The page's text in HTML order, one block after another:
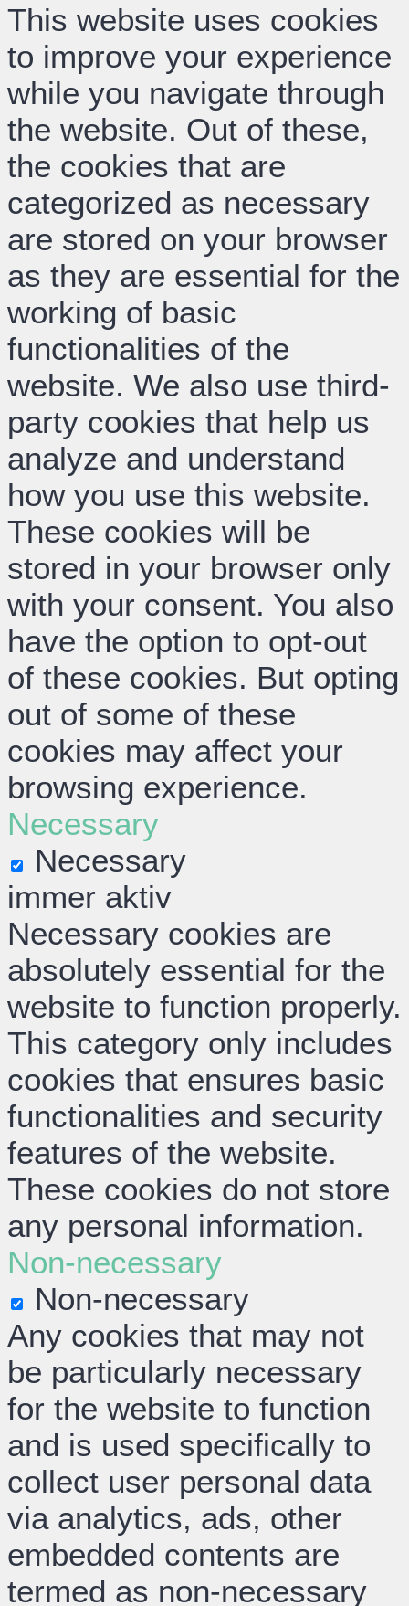
This website uses cookies
to improve your experience
while you navigate through
the website. Out of these,
the cookies that are
categorized as necessary
are stored on your browser
as they are essential for the
working of basic
functionalities of the
website. We also use third-
party cookies that help us
analyze and understand
how you use this website.
These cookies will be
stored in your browser only
with your consent. You also
have the option to opt-out
of these cookies. But opting
out of some of these
cookies may affect your
browsing experience.
Necessary
Necessary
immer aktiv
Necessary cookies are
absolutely essential for the
website to function properly.
This category only includes
cookies that ensures basic
functionalities and security
features of the website.
These cookies do not store
any personal information.
Non-necessary
Non-necessary
Any cookies that may not
be particularly necessary
for the website to function
and is used specifically to
collect user personal data
via analytics, ads, other
embedded contents are
termed as non-necessary